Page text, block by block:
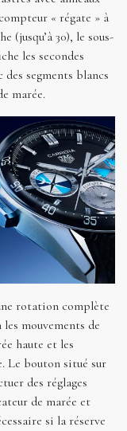
« régate » à
(jusqu’à 30), le sous-
les secondes
des segments blancs
marée.
rotation complète
mouvements de
haute et les
Le bouton situé sur
des réglages
de marée et
si la réserve